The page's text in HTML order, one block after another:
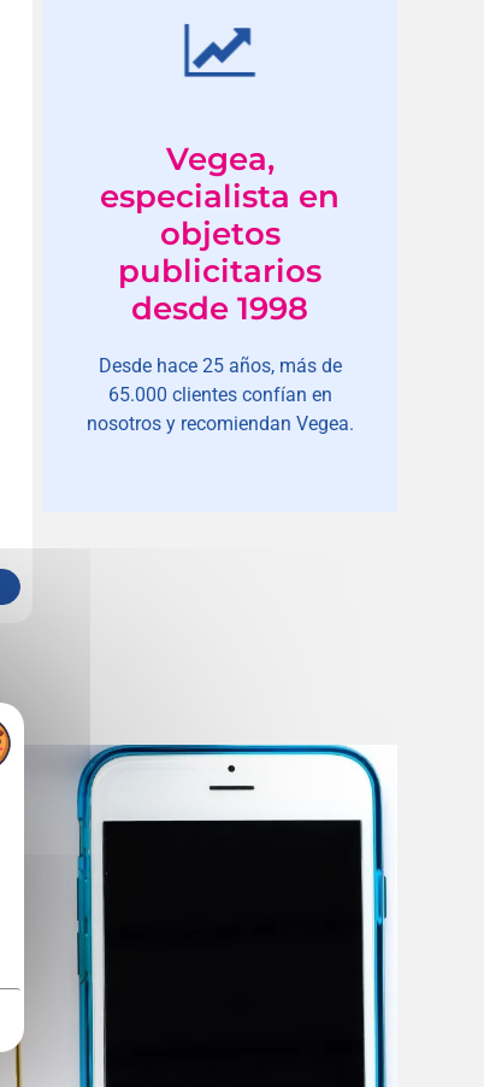
Vegea,
especialista en
objetos
publicitarios
desde 1998
Desde hace 25 años, más de
65.000 clientes confían en
nosotros y recomiendan Vegea.